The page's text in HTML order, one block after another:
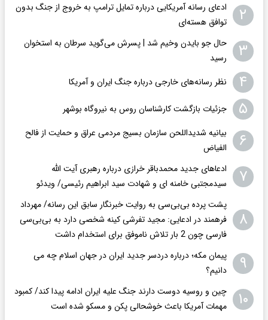
۲
ادعای رسانه آمریکایی درباره تمایل ترامپ به خروج از جنگ بدون
توافق هسته‌ای
۳
حال جو بایدن وخیم شد | پسرش می‌گوید سرطان به استخوان
رسید
۴ نظر رسانه‌های خارجی درباره جنگ ایران و آمریکا
۵ جزئیات بازگشت کارشناسان روس به نیروگاه بوشهر
۶
بیانیه شدیداللحن سازمان بسیج مردمی عراق و حمایت از فالح
الفیاض
۷
ادعاهای جدید محمدباقر خرازی درباره رهبری آیت الله
سیدمجتبی خامنه ای و شهادت سید ابراهیم رئیسی/ ویدئو
۸
پشت پرده بی‌بی‌سی به روایت خبرنگار سابق این رسانه/ مهرداد
فرهمند در ادعایی: مجید تفرشی کینه شخصی دارد به بی‌بی‌سی
فارسی چون 2 بار تلاش ناموفق برای استخدام داشت
۹
پیمان مکه؛ درباره دردسر جدید ایران در جهان اسلام چه می
دانیم؟
۱۰
چین و روسیه دوست دارند جنگ علیه ایران ادامه پیدا کند/ کمبود
مهمات آمریکا باعث خوشحالی پکن و مسکو شده است